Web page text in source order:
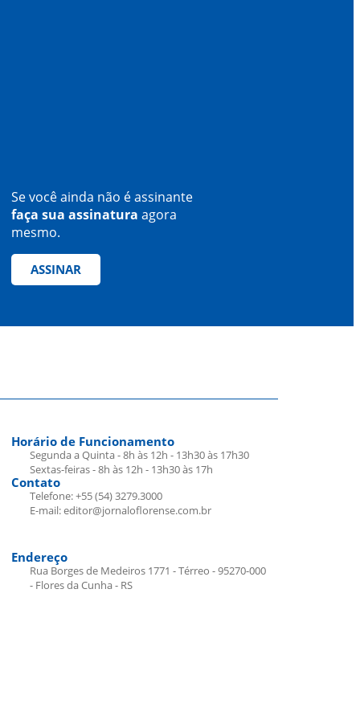
Se você ainda não é assinante
faça sua assinatura agora
mesmo.
ASSINAR
Horário de Funcionamento
Segunda a Quinta - 8h às 12h - 13h30 às 17h30
Sextas-feiras - 8h às 12h - 13h30 às 17h
Contato
Telefone: +55 (54) 3279.3000
E-mail: editor@jornaloflorense.com.br
Endereço
Rua Borges de Medeiros 1771 - Térreo - 95270-000
- Flores da Cunha - RS